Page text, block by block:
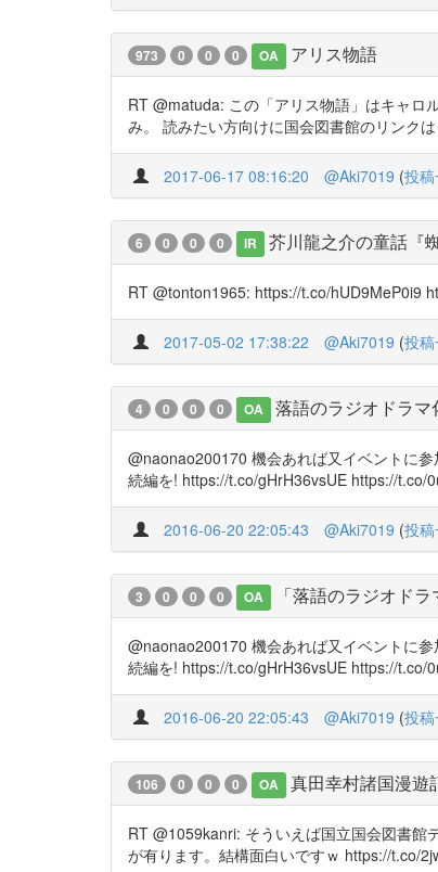
973 0 0 0 OA アリス物語
RT @matuda: この「アリス物語」はキャロ
み。 読みたい方向けに国会図書館のリンク
2017-06-17 08:16:20 @Aki7019 (投
6 0 0 0 IR 芥川龍之介の童話『
RT @tonton1965: https://t.co/hUD9MeP0i9
2017-05-02 17:38:22 @Aki7019 (投
4 0 0 0 OA 落語のラジオドラ
@naonao200170 機会あれば又イベントに
続編を! https://t.co/gHrH36vsUE https://t.co/
2016-06-20 22:05:43 @Aki7019 (投
3 0 0 0 OA 「落語のラジオドラ
@naonao200170 機会あれば又イベントに
続編を! https://t.co/gHrH36vsUE https://t.co/
2016-06-20 22:05:43 @Aki7019 (投
106 0 0 0 OA 真田幸村諸国漫遊
RT @1059kanri: そういえば国立国会図書館
が有ります。結構面白いですｗ https://t.co/